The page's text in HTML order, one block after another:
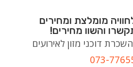
מומלצת ומחירים
והשוו מחירים!
דוכני מזון לאירועים
073-